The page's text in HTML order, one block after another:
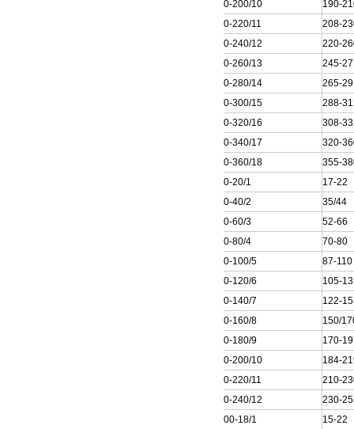
250QJ50-200/10
190-
250QJ50-220/11
208-
250QJ50-240/12
220-
250QJ50-260/13
245-
250QJ50-280/14
265-
250QJ50-300/15
288-
250QJ50-320/16
308-
250QJ50-340/17
320-
250QJ50-360/18
355-
250QJ80-20/1
17-22
250QJ80-40/2
35/44
250QJ80-60/3
52-66
250QJ80-80/4
70-80
250QJ80-100/5
87-110
250QJ80-120/6
105-
250QJ80-140/7
122-
250QJ80-160/8
150/
250QJ80-180/9
170-
250QJ80-200/10
184-
250QJ80-220/11
210-
250QJ80-240/12
230-
250QJ100-18/1
15-22